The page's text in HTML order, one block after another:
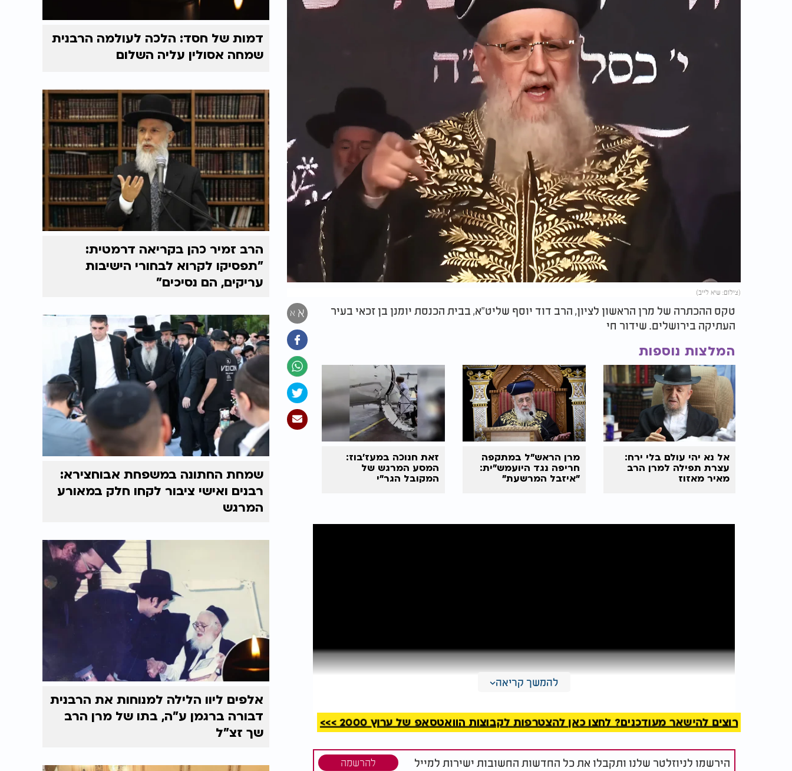
(צילום: שיא לייב)
א א
טקס ההכתרה של מרן הראשון לציון, הרב דוד יוסף שליט"א, בבית הכנסת יומנן בן זכאי בעיר
העתיקה בירושלים. שידור חי
המלצות נוספות
אל נא יהי עולם בלי ירח:
עצרת תפילה למרן הרב
מאיר מאזוז
מרן הראש"ל במתקפה
חריפה נגד היועמש"ית:
"איזבל המרשעת"
זאת חנוכה במעז'בוז:
המסע המרגש של
המקובל הגר"י
להמשך קריאה
רוצים להישאר מעודכנים? לחצו כאן להצטרפות לקבוצות הוואטסאפ של ערוץ 2000 >>>
הירשמו לניוזלטר שלנו ותקבלו את כל החדשות החשובות ישירות למייל להרשמה
דמות של חסד: הלכה לעולמה הרבנית
שמחה אסולין עליה השלום
הרב זמיר כהן בקריאה דרמטית:
"תפסיקו לקרוא לבחורי הישיבות
עריקים, הם נסיכים"
שמחת החתונה במשפחת אבוחצירא:
רבנים ואישי ציבור לקחו חלק במאורע
המרגש
אלפים ליוו הלילה למנוחות את הרבנית
דבורה ברגמן ע"ה, בתו של מרן הרב
שך זצ"ל